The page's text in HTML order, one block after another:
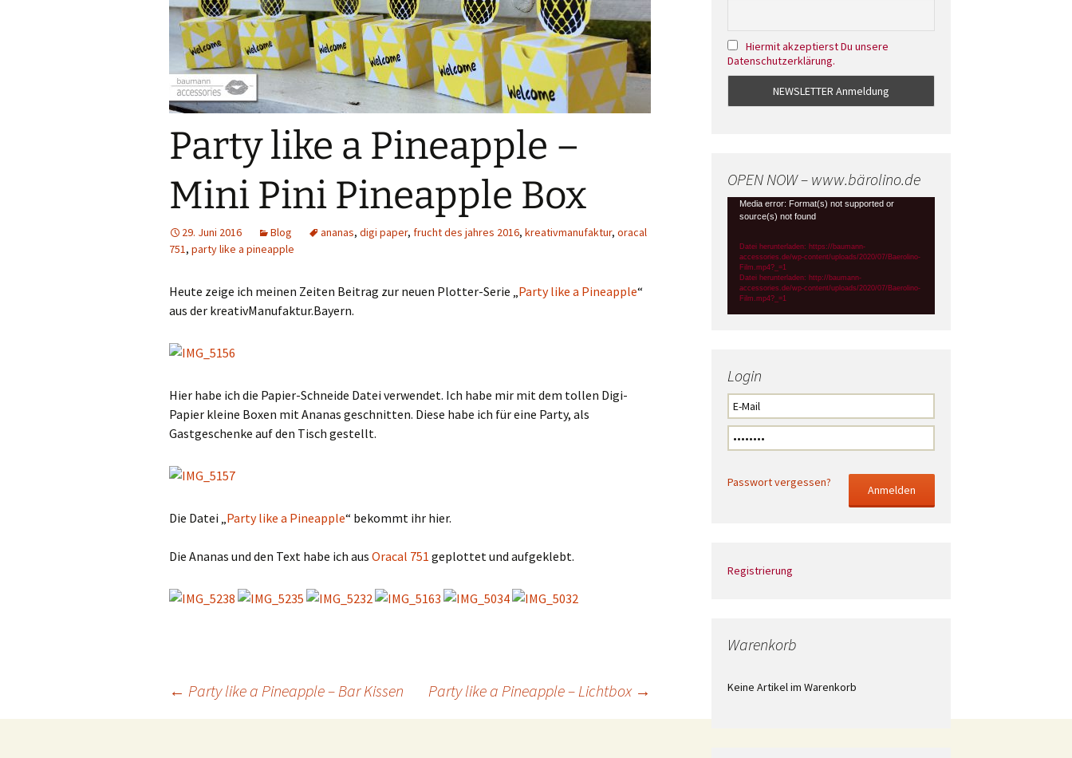
Sublimation
Lasercut-Dateien
Plotter-Dateien
Motive
Adventskalender
2020
Statements
Geburtstag
Ostern
Verschiedenes
Verpackungen
Einschulung
Wellness
Valentinstag
Ostern
Muttertag
Kommunion
Silvester
Verschiedenes
Digi-Papers
Laternen
Kalender
Adventskalender
Freebies
FreeBooks
Exklusiv Freebies
Accessories
Party like a Pineapple –
Mini Pini Pineapple Box
29. Juni 2016 Blog ananas, digi paper, frucht des jahres 2016, kreativmanufaktur, oracal
751, party like a pineapple
Heute zeige ich meinen Zeiten Beitrag zur neuen Plotter-Serie „Party like a Pineapple“
aus der kreativManufaktur.Bayern.
Hier habe ich die Papier-Schneide Datei verwendet. Ich habe mir mit dem tollen Digi-
Papier kleine Boxen mit Ananas geschnitten. Diese habe ich für eine Party, als
Gastgeschenke auf den Tisch gestellt.
Die Datei „Party like a Pineapple“ bekommt ihr hier.
Die Ananas und den Text habe ich aus Oracal 751 geplottet und aufgeklebt.
← Party like a Pineapple – Bar Kissen Party like a Pineapple – Lichtbox →
Hiermit akzeptierst Du unsere
Datenschutzerklärung.
OPEN NOW – www.bärolino.de
Video-
Player
Media error: Format(s) not supported or
source(s) not found
Datei herunterladen: https://baumann-
accessories.de/wp-content/uploads/2020/07/Baerolino-
Film.mp4?_=1
Datei herunterladen: http://baumann-
accessories.de/wp-content/uploads/2020/07/Baerolino-
Film.mp4?_=1
Login
Passwort vergessen?
Registrierung
Warenkorb
Keine Artikel im Warenkorb